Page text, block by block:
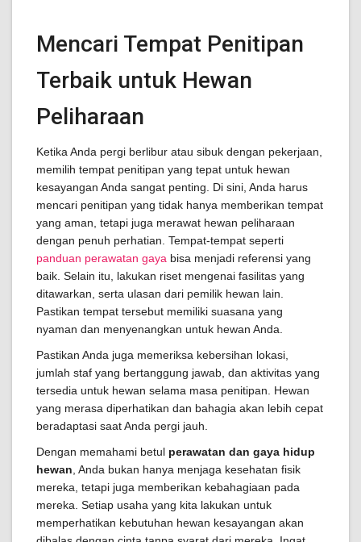
Mencari Tempat Penitipan
Terbaik untuk Hewan
Peliharaan
Ketika Anda pergi berlibur atau sibuk dengan pekerjaan,
memilih tempat penitipan yang tepat untuk hewan
kesayangan Anda sangat penting. Di sini, Anda harus
mencari penitipan yang tidak hanya memberikan tempat
yang aman, tetapi juga merawat hewan peliharaan
dengan penuh perhatian. Tempat-tempat seperti
panduan perawatan gaya bisa menjadi referensi yang
baik. Selain itu, lakukan riset mengenai fasilitas yang
ditawarkan, serta ulasan dari pemilik hewan lain.
Pastikan tempat tersebut memiliki suasana yang
nyaman dan menyenangkan untuk hewan Anda.
Pastikan Anda juga memeriksa kebersihan lokasi,
jumlah staf yang bertanggung jawab, dan aktivitas yang
tersedia untuk hewan selama masa penitipan. Hewan
yang merasa diperhatikan dan bahagia akan lebih cepat
beradaptasi saat Anda pergi jauh.
Dengan memahami betul perawatan dan gaya hidup
hewan , Anda bukan hanya menjaga kesehatan fisik
mereka, tetapi juga memberikan kebahagiaan pada
mereka. Setiap usaha yang kita lakukan untuk
memperhatikan kebutuhan hewan kesayangan akan